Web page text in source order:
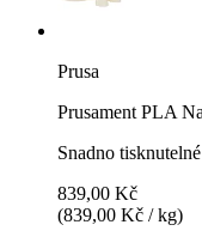
Prusa
Prusament PLA
Snadno
839,00 Kč
(839,00 Kč / kg)